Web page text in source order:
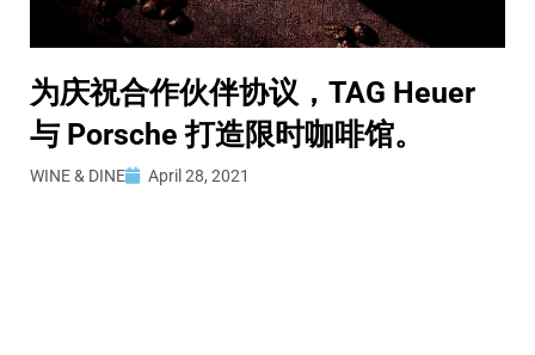
为庆祝合作伙伴协议，TAG Heuer
与 Porsche 打造限时咖啡馆。
WINE & DINE April 28, 2021